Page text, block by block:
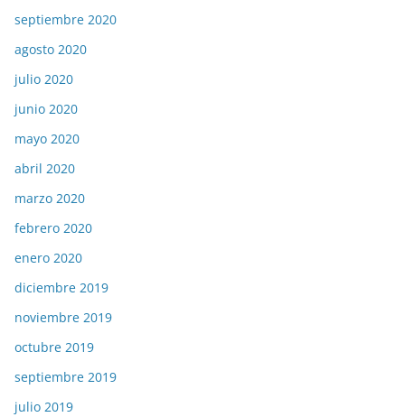
septiembre 2020
agosto 2020
julio 2020
junio 2020
mayo 2020
abril 2020
marzo 2020
febrero 2020
enero 2020
diciembre 2019
noviembre 2019
octubre 2019
septiembre 2019
julio 2019